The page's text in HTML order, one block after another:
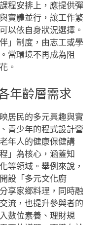
程安排上，應提供彈
實體並行，讓工作繁
以依自身狀況選擇。
」制度，由志工或學
當環境不再成為阻
。
年齡層需求
居民的多元興趣與實
青少年的程式設計營
年人的健康保健講
」為核心，涵蓋知
等領域。舉例來說，
設「多元文化廚
享家鄉料理，同時融
流，也提升參與者的
數位素養、理財規